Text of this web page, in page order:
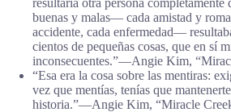
resultaría otra persona completamente
buenas y malas— cada amistad y
accidente, cada enfermedad—
cientos de pequeñas cosas, que en sí
inconsecuentes.”―Angie Kim,
“Esa era la cosa sobre las mentiras:
vez que mentías, tenías que
historia.”―Angie Kim, “Miracle